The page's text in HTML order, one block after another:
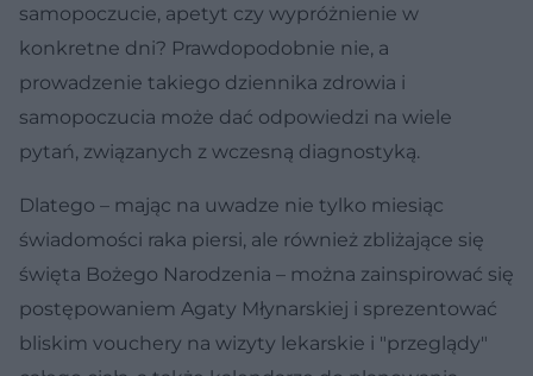
samopoczucie, apetyt czy wypróżnienie w
konkretne dni? Prawdopodobnie nie, a
prowadzenie takiego dziennika zdrowia i
samopoczucia może dać odpowiedzi na wiele
pytań, związanych z wczesną diagnostyką.
Dlatego – mając na uwadze nie tylko miesiąc
świadomości raka piersi, ale również zbliżające się
święta Bożego Narodzenia – można zainspirować się
postępowaniem Agaty Młynarskiej i sprezentować
bliskim vouchery na wizyty lekarskie i "przeglądy"